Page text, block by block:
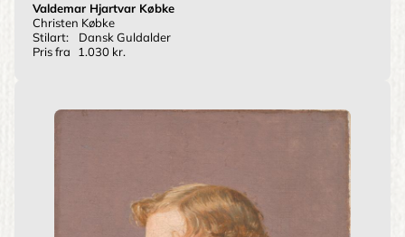
Valdemar Hjartvar Købke
Christen Købke
Stilart:
Dansk Guldalder
Pris fra
1.030 kr.